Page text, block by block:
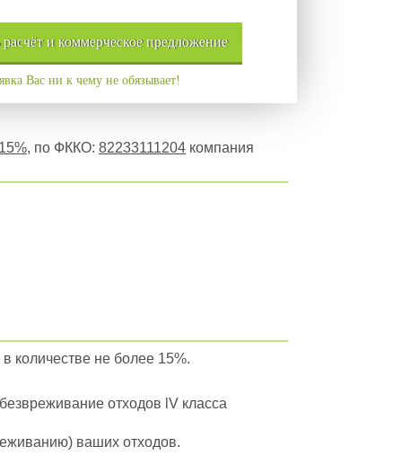
расчёт и коммерческоепредложение
Вас ни к чему не обязывает!
, по ФККО: 82233111204 компания
количестве не более 15%.
отходов lV класса
ваших отходов.